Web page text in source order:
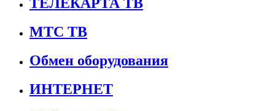
ТЕЛЕКАРТА ТВ
МТС ТВ
Обмен оборудования
ИНТЕРНЕТ